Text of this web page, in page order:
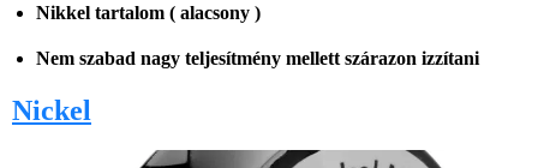
Nikkel tartalom ( alacsony )
Nem szabad nagy teljesítmény mellett szárazon izzítani
Nickel